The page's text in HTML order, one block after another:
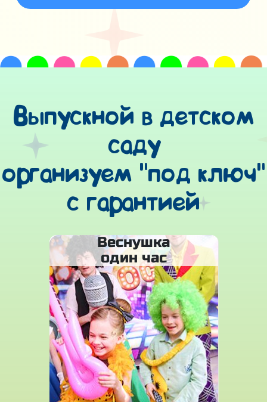
Выпускной в детском
саду
организуем "под ключ"
с гарантией
Веснушка
один час